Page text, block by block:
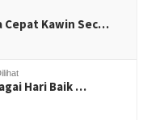
Cepat Kawin Sec…
Hari Baik …